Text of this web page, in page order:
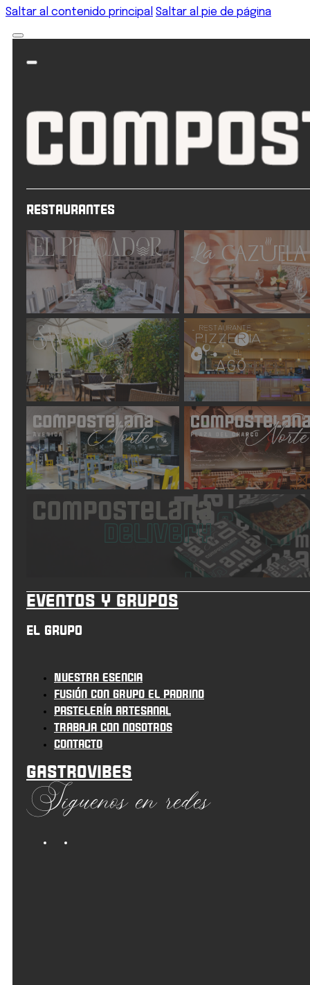
Saltar al contenido principal Saltar al pie de página
Restaurantes
Eventos y grupos
El grupo
Nuestra esencia
Fusión con grupo el padrino
Pastelería artesanal
Trabaja con nosotros
Contacto
Gastrovibes
Síguenos en redes